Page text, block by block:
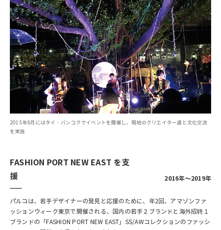
2015年6月にはタイ・バンコクでイベントを開催し、現地のクリエイター達と文化交流
を実施
FASHION PORT NEW EAST を支
援
2016年～2019年
パルコは、若手デザイナーの発見と応援のために、年2回、アマゾンファ
ッションウィーク東京で開催される、国内の若手２ブランドと海外招聘１
ブランドの「FASHION PORT NEW EAST」SS/AWコレクションのファッシ